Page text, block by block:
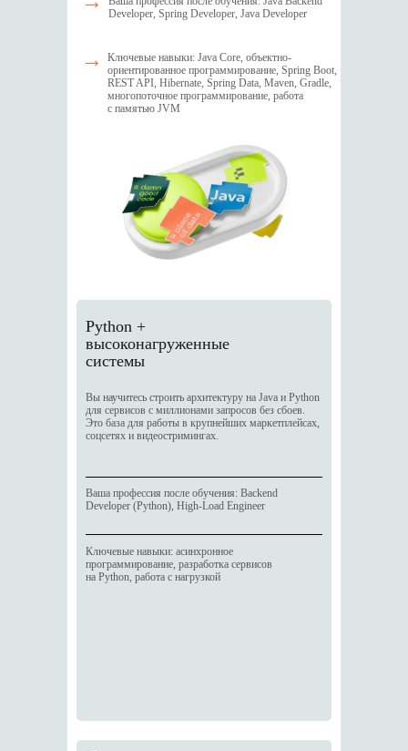
Developer, Spring Developer, Java Developer
Ключевые навыки: Java Core, объектно-
ориентированное программирование, Spring Boot,
REST API, Hibernate, Spring Data, Maven, Gradle,
многопоточное программирование, работа
с памятью JVM
→
Вы научитесь строить архитектуру на Java и Python
для сервисов с миллионами запросов без сбоев.
Это база для работы в крупнейших маркетплейсах,
соцсетях и видеостримингах.
Ваша профессия после обучения: Backend
Developer (Python), High-Load Engineer
Ключевые навыки: асинхронное
программирование, разработка сервисов
на Python, работа с нагрузкой
Python +
высоконагруженные
системы